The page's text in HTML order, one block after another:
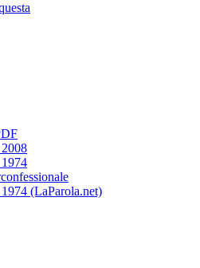
(LaParola.net)